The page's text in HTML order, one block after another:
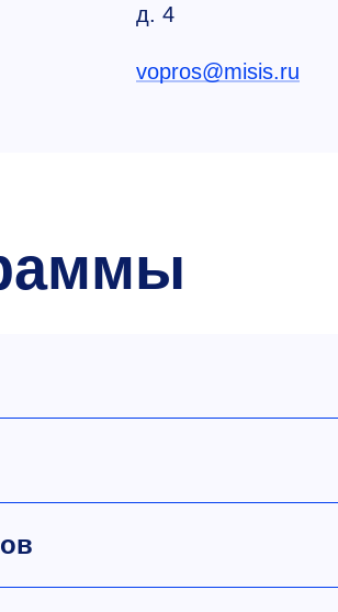
д. 4
vopros@misis.ru